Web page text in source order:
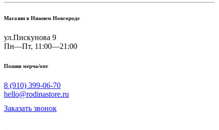
Магазин в Нижнем Новгороде
ул.Пискунова 9
Пн—Пт, 11:00—21:00
Пошив мерча/опт
8 (910) 399-06-70
hello@rodinastore.ru
Заказать звонок